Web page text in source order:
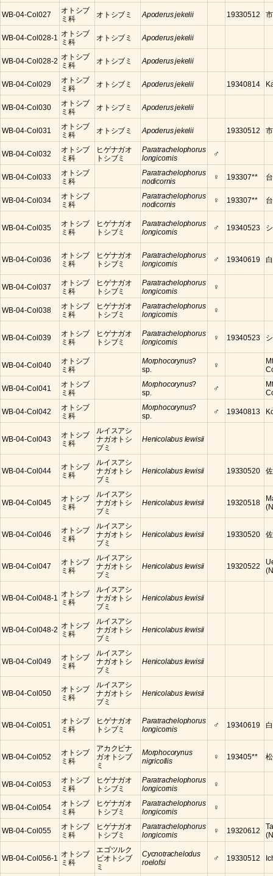
WB-04-Col027
オトシブ
ミ科
オトシブミ Apoderus jekelii 19330512
WB-04-Col028-1
オトシブ
ミ科
オトシブミ Apoderus jekelii
WB-04-Col028-2
オトシブ
ミ科
オトシブミ Apoderus jekelii
WB-04-Col029
オトシブ
ミ科
オトシブミ Apoderus jekelii 19340814
WB-04-Col030
オトシブ
ミ科
オトシブミ Apoderus jekelii
WB-04-Col031
オトシブ
ミ科
オトシブミ Apoderus jekelii 19330512
WB-04-Col032
オトシブ
ミ科
ヒゲナガオ
トシブミ
Paratrachelophorus
longicornis
♂
WB-04-Col033
オトシブ
ミ科
Paratrachelophorus
nodicornis
♀ 193307**
WB-04-Col034
オトシブ
ミ科
Paratrachelophorus
nodicornis
♀ 193307**
WB-04-Col035
オトシブ
ミ科
ヒゲナガオ
トシブミ
Paratrachelophorus
longicornis
♂ 19340523
WB-04-Col036
オトシブ
ミ科
ヒゲナガオ
トシブミ
Paratrachelophorus
longicornis
♂ 19340619
WB-04-Col037
オトシブ
ミ科
ヒゲナガオ
トシブミ
Paratrachelophorus
longicornis
♀
WB-04-Col038
オトシブ
ミ科
ヒゲナガオ
トシブミ
Paratrachelophorus
longicornis
♀
WB-04-Col039
オトシブ
ミ科
ヒゲナガオ
トシブミ
Paratrachelophorus
longicornis
♀ 19340523
WB-04-Col040
オトシブ
ミ科
Morphocorynus?
sp.
♀
WB-04-Col041
オトシブ
ミ科
Morphocorynus?
sp.
♂
WB-04-Col042
オトシブ
ミ科
Morphocorynus?
sp.
♂ 19340813
WB-04-Col043
オトシブ
ミ科
ルイスアシ
ナガオトシ
ブミ
Henicolabus lewisii
WB-04-Col044
オトシブ
ミ科
ルイスアシ
ナガオトシ
ブミ
Henicolabus lewisii 19330520
WB-04-Col045
オトシブ
ミ科
ルイスアシ
ナガオトシ
ブミ
Henicolabus lewisii 19320518
WB-04-Col046
オトシブ
ミ科
ルイスアシ
ナガオトシ
ブミ
Henicolabus lewisii 19330520
WB-04-Col047
オトシブ
ミ科
ルイスアシ
ナガオトシ
ブミ
Henicolabus lewisii 19320522
WB-04-Col048-1
オトシブ
ミ科
ルイスアシ
ナガオトシ
ブミ
Henicolabus lewisii
WB-04-Col048-2
オトシブ
ミ科
ルイスアシ
ナガオトシ
ブミ
Henicolabus lewisii
WB-04-Col049
オトシブ
ミ科
ルイスアシ
ナガオトシ
ブミ
Henicolabus lewisii
WB-04-Col050
オトシブ
ミ科
ルイスアシ
ナガオトシ
ブミ
Henicolabus lewisii
WB-04-Col051
オトシブ
ミ科
ヒゲナガオ
トシブミ
Paratrachelophorus
longicornis
♂ 19340619
WB-04-Col052
オトシブ
ミ科
アカクビナ
ガオトシブ
ミ
Morphocorynus
nigricollis
♀ 193405**
WB-04-Col053
オトシブ
ミ科
ヒゲナガオ
トシブミ
Paratrachelophorus
longicornis
♀
WB-04-Col054
オトシブ
ミ科
ヒゲナガオ
トシブミ
Paratrachelophorus
longicornis
♀
WB-04-Col055
オトシブ
ミ科
ヒゲナガオ
トシブミ
Paratrachelophorus
longicornis
♀ 19320612
WB-04-Col056-1
オトシブ
ミ科
エゴツルク
ビオトシブ
ミ
Cycnotrachelodus
roelofsi
♂ 19330512